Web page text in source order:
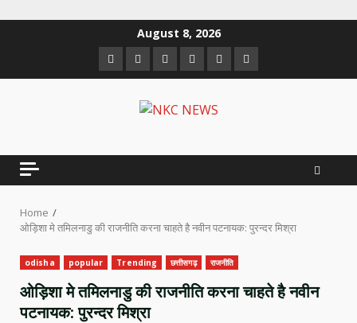
August 8, 2026
Facebook
TwitterLinkedin
VK YoutubeInstagram
Home
ओड़िशा मे तमिलनाडु की राजनीति करना चाहते है नवीन पटनायक: पुरन्दर मिश्रा
odisha popular Trending छत्तीसगढ़ राजनीति
ओड़िशा मे तमिलनाडु की राजनीति करना चाहते है नवीन
पटनायक: पुरन्दर मिश्रा